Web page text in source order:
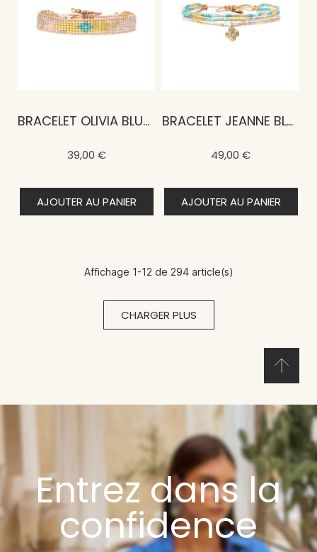
BRACELET OLIVIA BLUE MALDIVES
39,00 €
AJOUTER AU PANIER
BRACELET JEANNE BLUE MALDIVES
49,00 €
AJOUTER AU PANIER
Affichage 1-12 de 294 article(s)
CHARGER PLUS
Entrez dans la
confidence